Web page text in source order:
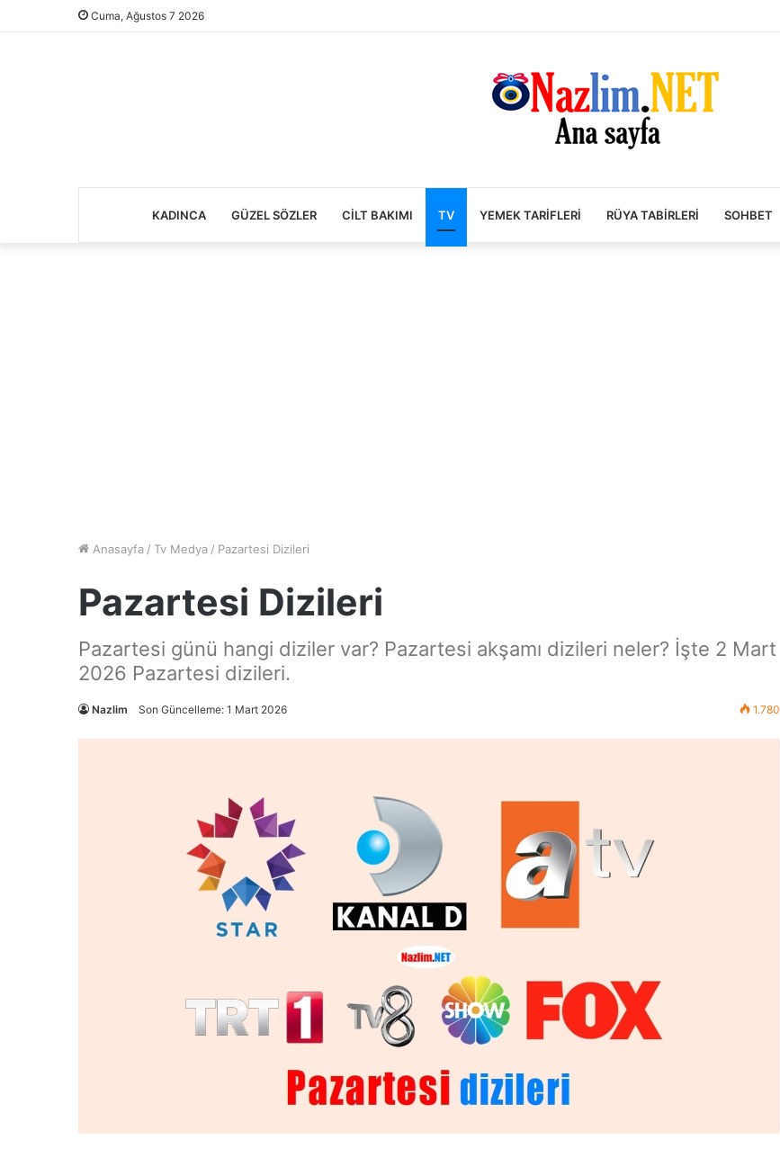
Cuma, Ağustos 7 2026
KADINCA GÜZEL SÖZLER CILT BAKIMI TV YEMEK TARIFLERI RÜYA TABIRLERI SOHBET
Anasayfa / Tv Medya / Pazartesi Dizileri
Pazartesi Dizileri
Pazartesi günü hangi diziler var? Pazartesi akşamı dizileri neler? İşte 2 Mart
2026 Pazartesi dizileri.
Nazlim Son Güncelleme: 1 Mart 2026 1.780